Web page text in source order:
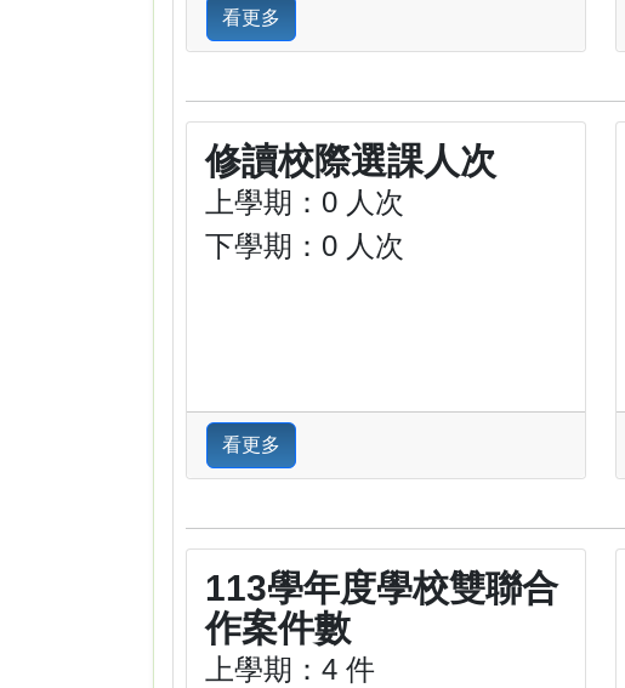
看更多
修讀校際選課人次
上學期：0 人次
下學期：0 人次
看更多
113學年度學校雙聯合
作案件數
上學期：4 件